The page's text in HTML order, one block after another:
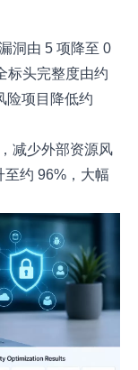
洞由 5 项降至 0
标头完整度由约
险项目降低约
减少外部资源风
至约 96%，大幅